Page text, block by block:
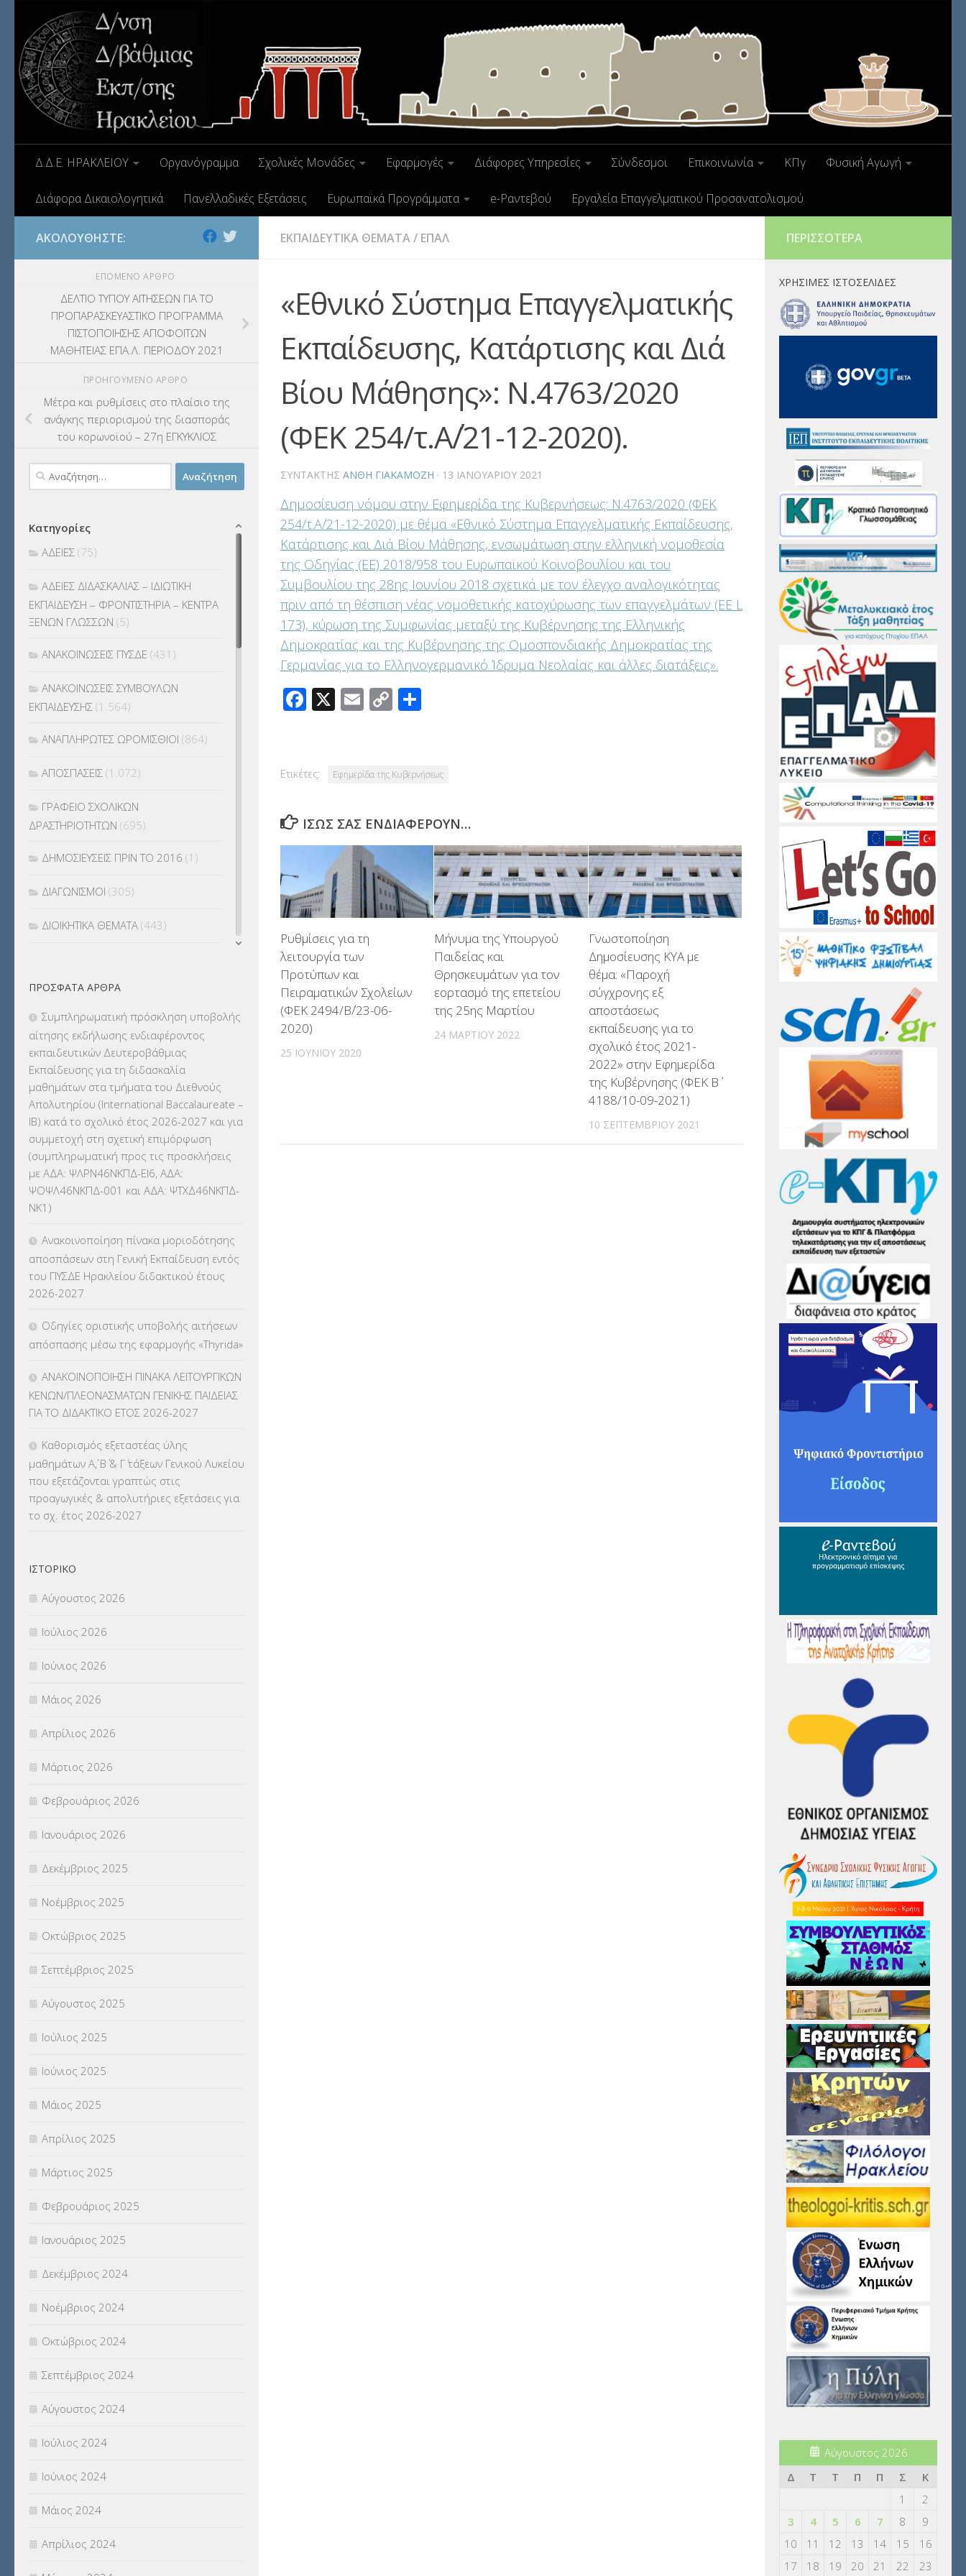
Δ.Δ.Ε. ΗΡΑΚΛΕΙΟΥ Οργανόγραμμα Σχολικές Μονάδες Εφαρμογές Διάφορες Υπηρεσίες Σύνδεσμοι Επικοινωνία ΚΠγ Φυσική Αγωγή
Διάφορα Δικαιολογητικά Πανελλαδικές Εξετάσεις Ευρωπαϊκά Προγράμματα e-Ραντεβού Εργαλεία Επαγγελματικού Προσανατολισμού
ΕΚΠΑΙΔΕΥΤΙΚΑ ΘΕΜΑΤΑ/ ΕΠΑΛ
«Εθνικό Σύστημα Επαγγελματικής
Εκπαίδευσης, Κατάρτισης και Διά
Βίου Μάθησης»: Ν.4763/2020
(ΦΕΚ 254/τ.Α΄/21-12-2020).
ΣΥΝΤΆΚΤΗΣ ΑΝΘΗ ΓΙΑΚΑΜΟΖΗ · 13 ΙΑΝΟΥΑΡΊΟΥ 2021
Δημοσίευση νόμου στην Εφημερίδα της Κυβερνήσεως: Ν.4763/2020 (ΦΕΚ
254/τ.Α΄/21-12-2020) με θέμα «Εθνικό Σύστημα Επαγγελματικής Εκπαίδευσης,
Κατάρτισης και Διά Βίου Μάθησης, ενσωμάτωση στην ελληνική νομοθεσία
της Οδηγίας (ΕΕ) 2018/958 του Ευρωπαϊκού Κοινοβουλίου και του
Συμβουλίου της 28ης Ιουνίου 2018 σχετικά με τον έλεγχο αναλογικότητας
πριν από τη θέσπιση νέας νομοθετικής κατοχύρωσης των επαγγελμάτων (EE L
173), κύρωση της Συμφωνίας μεταξύ της Κυβέρνησης της Ελληνικής
Δημοκρατίας και της Κυβέρνησης της Ομοσπονδιακής Δημοκρατίας της
Γερμανίας για το Ελληνογερμανικό Ίδρυμα Νεολαίας και άλλες διατάξεις».
Facebook
X Email
Copy
Ετικέτες: Εφημερίδα της Κυβερνήσεως
ΊΣΩΣ ΣΑΣ ΕΝΔΙΑΦΈΡΟΥΝ…
Ρυθμίσεις για τη
λειτουργία των
Προτύπων και
Πειραματικών Σχολείων
(ΦΕΚ 2494/Β΄/23-06-
2020)
25 ΙΟΥΝΊΟΥ 2020
Μήνυμα της Υπουργού
Παιδείας και
Θρησκευμάτων για τον
εορτασμό της επετείου
της 25ης Μαρτίου
24 ΜΑΡΤΊΟΥ 2022
Γνωστοποίηση
Δημοσίευσης ΚΥΑ με
θέμα: «Παροχή
σύγχρονης εξ
αποστάσεως
εκπαίδευσης για το
σχολικό έτος 2021-
2022» στην Εφημερίδα
της Κυβέρνησης (ΦΕΚ Β΄
4188/10-09-2021)
10 ΣΕΠΤΕΜΒΡΊΟΥ 2021
ΑΚΟΛΟΥΘΉΣΤΕ:
ΕΠΌΜΕΝΟ ΆΡΘΡΟ
ΔΕΛΤΙΟ ΤΥΠΟΥ ΑΙΤΗΣΕΩΝ ΓΙΑ ΤΟ
ΠΡΟΠΑΡΑΣΚΕΥΑΣΤΙΚΟ ΠΡΟΓΡΑΜΜΑ
ΠΙΣΤΟΠΟΙΗΣΗΣ ΑΠΟΦΟΙΤΩΝ
ΜΑΘΗΤΕΙΑΣ ΕΠΑ.Λ. ΠΕΡΙΟΔΟΥ 2021
ΠΡΟΗΓΟΎΜΕΝΟ ΆΡΘΡΟ
Μέτρα και ρυθμίσεις στο πλαίσιο της
ανάγκης περιορισμού της διασποράς
του κορωνοϊού – 27η ΕΓΚΥΚΛΙΟΣ
Αναζήτηση
για:
Κατηγορίες
ΑΔΕΙΕΣ (75)
ΑΔΕΙΕΣ ΔΙΔΑΣΚΑΛΙΑΣ – ΙΔΙΩΤΙΚΗ
ΕΚΠΑΙΔΕΥΣΗ – ΦΡΟΝΤΙΣΤΗΡΙΑ – ΚΕΝΤΡΑ
ΞΕΝΩΝ ΓΛΩΣΣΩΝ (5)
ΑΝΑΚΟΙΝΩΣΕΙΣ ΠΥΣΔΕ (431)
ΑΝΑΚΟΙΝΩΣΕΙΣ ΣΥΜΒΟΥΛΩΝ
ΕΚΠΑΙΔΕΥΣΗΣ (1.564)
ΑΝΑΠΛΗΡΩΤΕΣ ΩΡΟΜΙΣΘΙΟΙ (864)
ΑΠΟΣΠΑΣΕΙΣ (1.072)
ΓΡΑΦΕΙΟ ΣΧΟΛΙΚΩΝ
ΔΡΑΣΤΗΡΙΟΤΗΤΩΝ (695)
ΔΗΜΟΣΙΕΥΣΕΙΣ ΠΡΙΝ ΤΟ 2016 (1)
ΔΙΑΓΩΝΙΣΜΟΙ (305)
ΔΙΟΙΚΗΤΙΚΑ ΘΕΜΑΤΑ (443)
ΕΚΔΡΟΜΕΣ(7.354)
ΕΚΠΑΙΔΕΥΤΙΚΑ ΘΕΜΑΤΑ (2.824)
ΕΠΑΛ(366)
ΕΠΙΜΟΡΦΩΣΗ Τ.Π.Ε.(10)
ΕΥΡΩΠΑΪΚΑ ΠΡΟΓΡΑΜΜΑΤΑ(230)
ΚΕΣΥ(60)
ΚΕΣΥΠ(109)
ΓΛΩΣΣΟΜΑΘΕΙΑΣ(135)
ΚΠπ- ΚΡΑΤΙΚΟ ΠΙΣΤΟΠΟΙΗΤΙΚΟ
ΠΛΗΡΟΦΟΡΙΚΗΣ
ΛΟΙΠΑ(309)
ΜΕΤΑΘΕΣΕΙΣ-ΤΟΠΟΘΕΤΗΣΕΙΣ
ΒΕΛΤΙΩΣΕΙΣ(319)
ΜΕΤΑΤΑΞΕΙΣ(87)
ΜΕΤΑΦΟΡΑ ΜΑΘΗΤΩΝ(3)
ΝΟΜΟΘΕΣΙΑ(66)
(18)
ΣΥΝΤΑΞΕΙΣ(12)
ΣΧΟΛΙΚΟΙ ΣΥΜΒΟΥΛΟΙ
ΥΠΕΡΑΡΙΘΜΟΙ(1)
ΥΠΟΤΡΟΦΙΕΣ(28)
ΦΥΣΙΚΗ ΑΓΩΓΗ(692)
Χωρίς κατηγορία
ΠΡΌΣΦΑΤΑ ΆΡΘΡΑ
Συμπληρωματική πρόσκληση υποβολής
αίτησης εκδήλωσης ενδιαφέροντος
εκπαιδευτικών Δευτεροβάθμιας
Εκπαίδευσης για τη διδασκαλία
μαθημάτων στα τμήματα του Διεθνούς
Απολυτηρίου (International Baccalaureate –
IB) κατά το σχολικό έτος 2026-2027 και για
συμμετοχή στη σχετική επιμόρφωση
(συμπληρωματική προς τις προσκλήσεις
με ΑΔΑ: ΨΛΡΝ46ΝΚΠΔ-ΕΙ6, ΑΔΑ:
ΨΟΨΛ46ΝΚΠΔ-001 και ΑΔΑ: ΨΤΧΔ46ΝΚΠΔ-
ΝΚ1)
Ανακοινοποίηση πίνακα μοριοδότησης
αποσπάσεων στη Γενική Εκπαίδευση εντός
του ΠΥΣΔΕ Ηρακλείου διδακτικού έτους
2026-2027
Οδηγίες οριστικής υποβολής αιτήσεων
απόσπασης μέσω της εφαρμογής «Thyrida»
ΑΝΑΚΟΙΝΟΠΟΙΗΣΗ ΠΙΝΑΚΑ ΛΕΙΤΟΥΡΓΙΚΩΝ
ΚΕΝΩΝ/ΠΛΕΟΝΑΣΜΑΤΩΝ ΓΕΝΙΚΗΣ ΠΑΙΔΕΙΑΣ
ΓΙΑ ΤΟ ΔΙΔΑΚΤΙΚΟ ΕΤΟΣ 2026-2027
Καθορισμός εξεταστέας ύλης
μαθημάτων Α΄, Β΄ & Γ΄ τάξεων Γενικού Λυκείου
που εξετάζονται γραπτώς στις
προαγωγικές & απολυτήριες εξετάσεις για
το σχ. έτος 2026-2027
ΙΣΤΟΡΙΚΌ
Αύγουστος 2026
Ιούλιος 2026
Ιούνιος 2026
Μάιος 2026
Απρίλιος 2026
Μάρτιος 2026
Φεβρουάριος 2026
Ιανουάριος 2026
Δεκέμβριος 2025
Νοέμβριος 2025
Οκτώβριος 2025
Σεπτέμβριος 2025
Αύγουστος 2025
Ιούλιος 2025
Ιούνιος 2025
Μάιος 2025
Απρίλιος 2025
Μάρτιος 2025
Φεβρουάριος 2025
Ιανουάριος 2025
Δεκέμβριος 2024
Νοέμβριος 2024
Οκτώβριος 2024
Σεπτέμβριος 2024
Αύγουστος 2024
Ιούλιος 2024
Ιούνιος 2024
Μάιος 2024
Απρίλιος 2024
ΠΕΡΙΣΣΌΤΕΡΑ
ΧΡΉΣΙΜΕΣ ΙΣΤΟΣΕΛΊΔΕΣ
Αύγουστος 2026
Δ
Τ Τ Π Π Σ
Κ
1
2
3
4 5 6 7 8
9
10
11 12 13 14 15
16
17
18 19 20 21 22 23